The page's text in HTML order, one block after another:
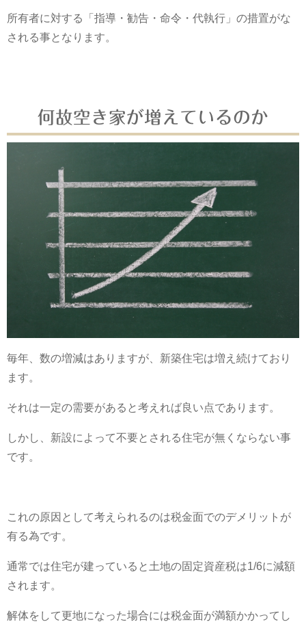
所有者に対する「指導・勧告・命令・代執行」の措置がな
される事となります。
何故空き家が増えているのか
毎年、数の増減はありますが、新築住宅は増え続けており
ます。
それは一定の需要があると考えれば良い点であります。
しかし、新設によって不要とされる住宅が無くならない事
です。
これの原因として考えられるのは税金面でのデメリットが
有る為です。
通常では住宅が建っていると土地の固定資産税は1/6に減額
されます。
解体をして更地になった場合には税金面が満額かかってし